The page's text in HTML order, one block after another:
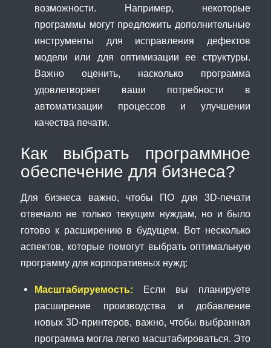
возможности. Например, некоторые
программы могут предложить дополнительные
инструменты для исправления дефектов
модели или для оптимизации ее структуры.
Важно оценить, насколько программа
удовлетворяет ваши потребности в
автоматизации процессов и улучшении
качества печати.
Как выбрать программное
обеспечение для бизнеса?
Для бизнеса важно, чтобы ПО для 3D-печати
отвечало не только текущим нуждам, но и было
готово к расширению в будущем. Вот несколько
аспектов, которые помогут выбрать оптимальную
программу для корпоративных нужд:
Масштабируемость: Если вы планируете
расширение производства и добавление
новых 3D-принтеров, важно, чтобы выбранная
программа могла легко масштабироваться. Это